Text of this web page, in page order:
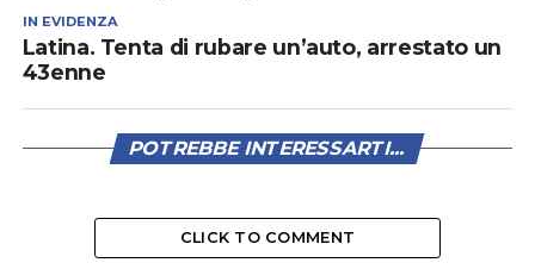
IN EVIDENZA
Latina. Tenta di rubare un’auto, arrestato un
43enne
POTREBBE INTERESSARTI...
CLICK TO COMMENT